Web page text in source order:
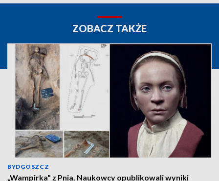
ZOBACZ TAKŻE
BYDGOSZCZ
„Wampirka" z Pnia. Naukowcy opublikowali wyniki